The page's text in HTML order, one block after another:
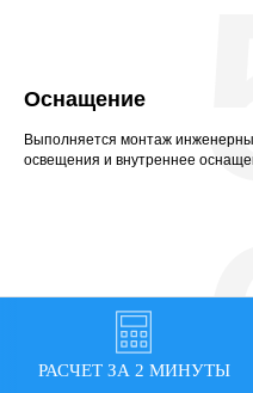
РАСЧЕТ ЗА 2 МИНУТЫ
Оснащение
Выполняется монтаж
освещения и внутреннее
Обслуживание
Безопасность и долговечность